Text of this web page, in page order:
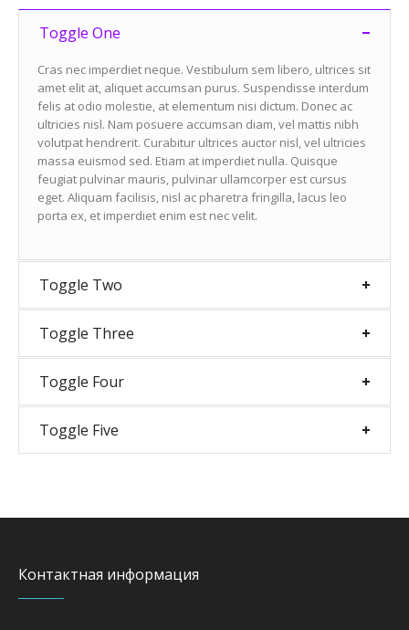
Toggle One
Cras nec imperdiet neque. Vestibulum sem libero, ultrices sit
amet elit at, aliquet accumsan purus. Suspendisse interdum
felis at odio molestie, at elementum nisi dictum. Donec ac
ultricies nisl. Nam posuere accumsan diam, vel mattis nibh
volutpat hendrerit. Curabitur ultrices auctor nisl, vel ultricies
massa euismod sed. Etiam at imperdiet nulla. Quisque
feugiat pulvinar mauris, pulvinar ullamcorper est cursus
eget. Aliquam facilisis, nisl ac pharetra fringilla, lacus leo
porta ex, et imperdiet enim est nec velit.
Toggle Two
Toggle Three
Toggle Four
Toggle Five
Контактная информация